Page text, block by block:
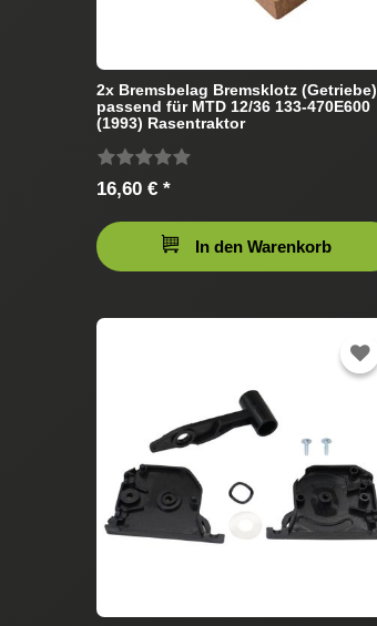
2x Bremsbelag Bremsklotz (Getriebe)
passend für MTD 12/36 133-470E600
(1993) Rasentraktor
16,60 € *
In den Warenkorb